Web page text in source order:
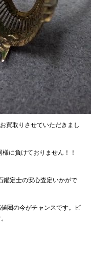
買取りさせていただきまし
に負けておりません！！
鑑定士の安心査定いかがで
圏の今がチャンスです。ピ